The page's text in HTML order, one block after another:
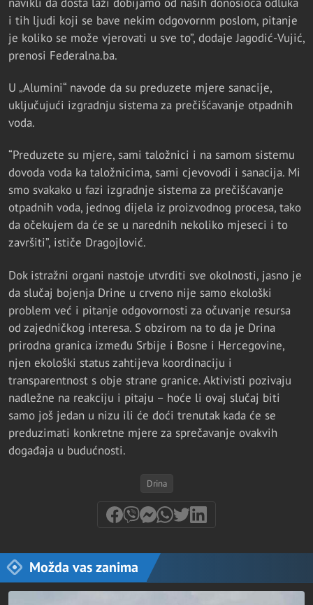
i tih ljudi koji se bave nekim odgovornm poslom, pitanje
je koliko se može vjerovati u sve to”, dodaje Jagodić-Vujić,
prenosi Federalna.ba.
U „Alumini“ navode da su preduzete mjere sanacije,
uključujući izgradnju sistema za prečišćavanje otpadnih
voda.
“Preduzete su mjere, sami taložnici i na samom sistemu
dovoda voda ka taložnicima, sami cjevovodi i sanacija. Mi
smo svakako u fazi izgradnje sistema za prečišćavanje
otpadnih voda, jednog dijela iz proizvodnog procesa, tako
da očekujem da će se u narednih nekoliko mjeseci i to
završiti”, ističe Dragojlović.
Dok istražni organi nastoje utvrditi sve okolnosti, jasno je
da slučaj bojenja Drine u crveno nije samo ekološki
problem već i pitanje odgovornosti za očuvanje resursa
od zajedničkog interesa. S obzirom na to da je Drina
prirodna granica između Srbije i Bosne i Hercegovine,
njen ekološki status zahtijeva koordinaciju i
transparentnost s obje strane granice. Aktivisti pozivaju
nadležne na reakciju i pitaju – hoće li ovaj slučaj biti
samo još jedan u nizu ili će doći trenutak kada će se
preduzimati konkretne mjere za sprečavanje ovakvih
događaja u budućnosti.
Drina
Možda vas zanima